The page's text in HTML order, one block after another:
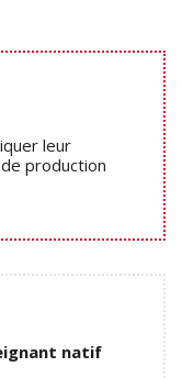
leur
production
natif